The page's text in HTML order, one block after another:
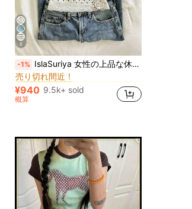
6
-1% IslaSuriya 女性の上品な休暇スタイル ドット柄 レース切り替え スリムフィット キャミソールトップ
#2 ベストセラー 通常 女性用タンクトップ&キャミス
売り切れ間近！
#2 ベストセラー
売り切れ間近！
#2 ベストセラー
売り切れ間近！
#2 ベストセラー
売り切れ間近！
¥940 9.5k+ sold
概算